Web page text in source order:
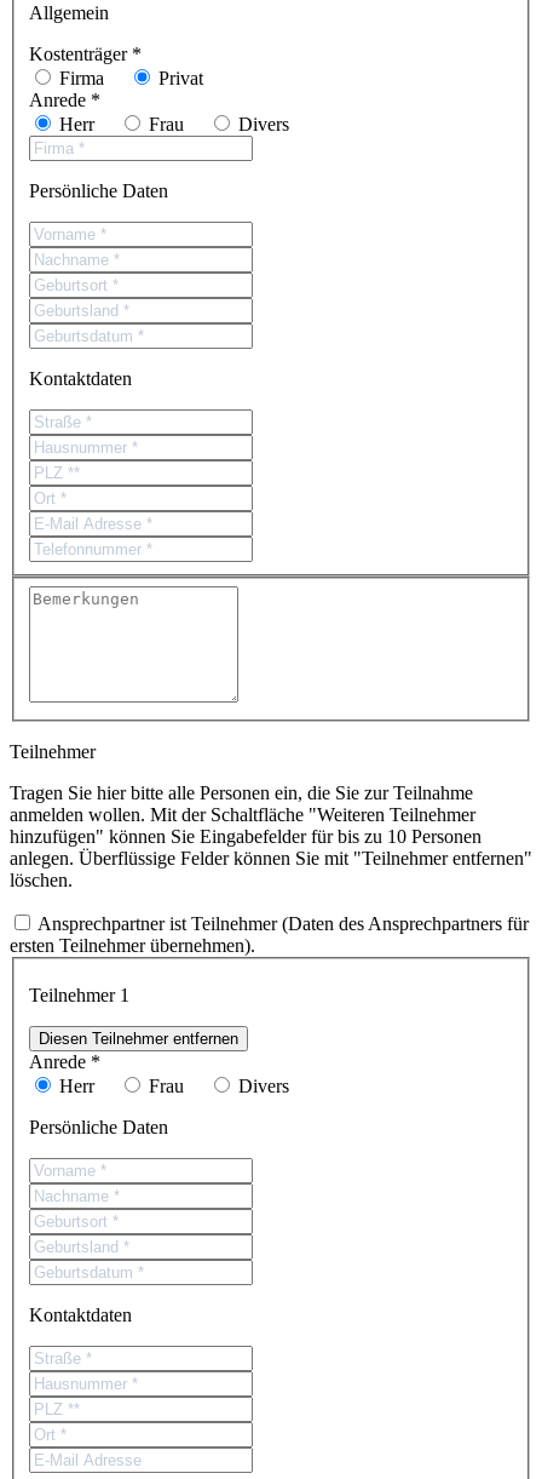
Allgemein
Kostenträger *
Firma
Privat
Anrede *
Herr
Frau Divers
Persönliche Daten
Kontaktdaten
Teilnehmer
Tragen Sie hier bitte alle Personen ein, die Sie zur Teilnahme
anmelden wollen. Mit der Schaltfläche "Weiteren Teilnehmer
hinzufügen" können Sie Eingabefelder für bis zu 10 Personen
anlegen. Überflüssige Felder können Sie mit "Teilnehmer entfernen"
löschen.
Ansprechpartner ist Teilnehmer (Daten des Ansprechpartners für
ersten Teilnehmer übernehmen).
Teilnehmer 1
Diesen Teilnehmer entfernen
Anrede *
Herr
Frau
Divers
Persönliche Daten
Kontaktdaten